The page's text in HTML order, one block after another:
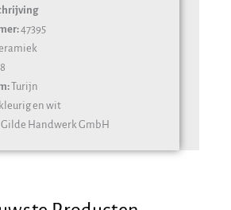
47395
Turijn
en wit
Gilde Handwerk GmbH